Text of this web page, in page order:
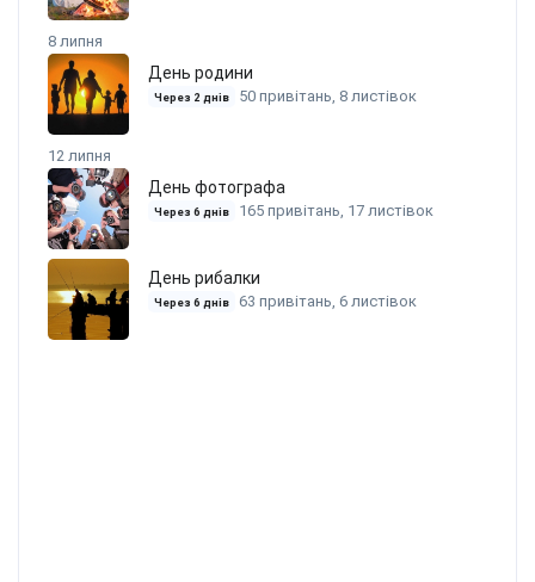
8 липня
День родини
Через 2 днів 50 привітань, 8 листівок
12 липня
День фотографа
Через 6 днів 165 привітань, 17 листівок
День рибалки
Через 6 днів 63 привітань, 6 листівок